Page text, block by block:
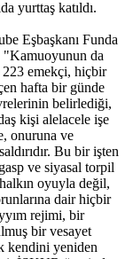
yurttaş katıldı.
Eşbaşkanı Funda
da
223 emekçi, hiçbir
hafta bir günde
belirlediği,
kişi alelacele işe
onuruna ve
Bu bir işten
ve siyasal torpil
oyuyla değil,
dair hiçbir
rejimi, bir
bir vesayet
kendini yeniden